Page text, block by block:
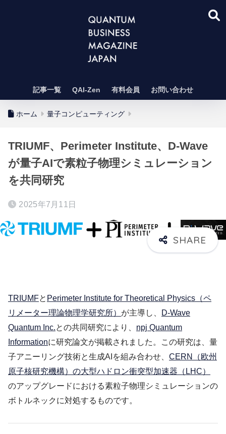
記事一覧 QAI-Zen 有料会員 お問い合わせ
ホーム 量子コンピューティング
TRIUMF、Perimeter Institute、D-Wave
が量子AIで素粒子物理シミュレーション
を共同研究
2025年7月11日
TRIUMFと Perimeter Institute for Theoretical Physics（ペ
リメーター理論物理学研究所） が主導し、
D-Wave
Quantum Inc.との共同研究により、 npj Quantum
Informationに研究論文が掲載されました。この研究は、量
子アニーリング技術と生成AIを組み合わせ、 CERN（欧州
原子核研究機構）の大型ハドロン衝突型加速器（LHC）
のアップグレードにおける素粒子物理シミュレーションの
ボトルネックに対処するものです。